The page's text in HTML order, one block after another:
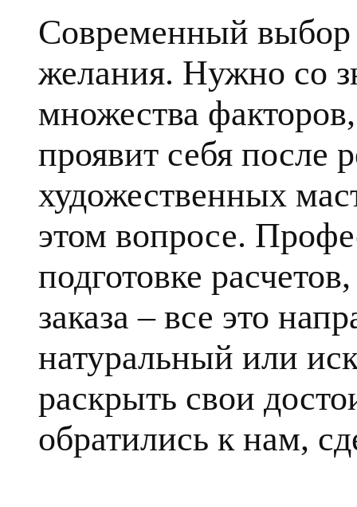
Современный выбор
желания. Нужно со
множества
проявит себя после
художественных
этом вопросе.
подготовке
заказа – все это
натуральный или
раскрыть свои
обратились к нам,